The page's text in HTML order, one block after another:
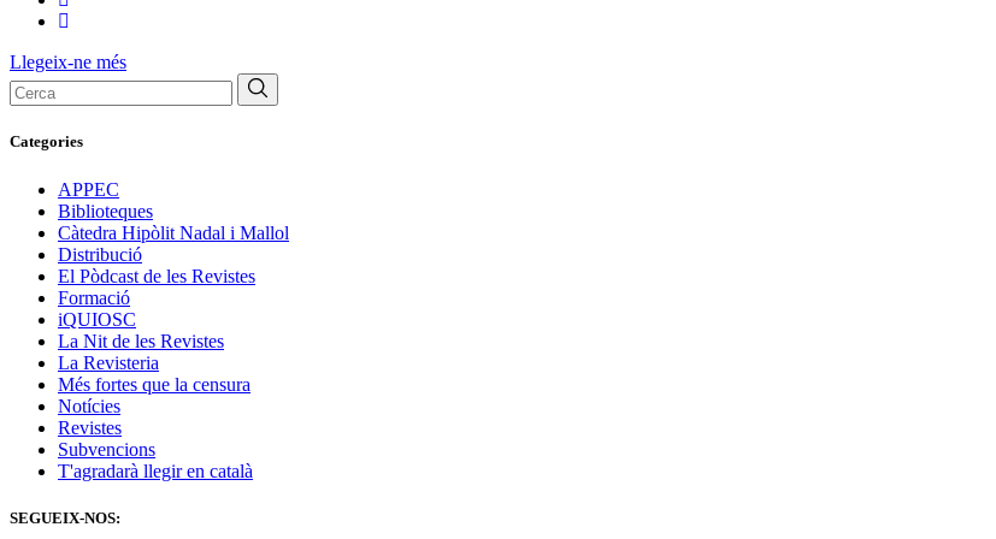
Llegeix-ne més
Cerca:
Categories
APPEC
Biblioteques
Càtedra Hipòlit Nadal i Mallol
Distribució
El Pòdcast de les Revistes
Formació
iQUIOSC
La Nit de les Revistes
La Revisteria
Més fortes que la censura
Notícies
Revistes
Subvencions
T'agradarà llegir en català
SEGUEIX-NOS: